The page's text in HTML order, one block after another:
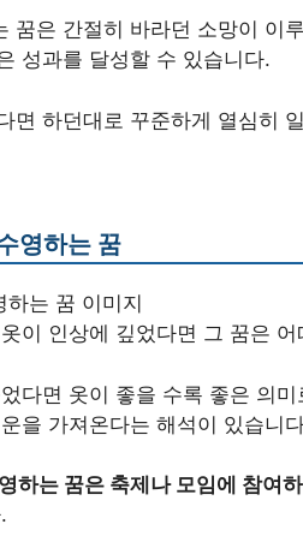
꿈은 간절히 바라던 소망이 이
성과를 달성할 수 있습니다.
면 하던대로 꾸준하게 열심히
영하는 꿈
이 인상에 깊었다면 그 꿈은
다면 옷이 좋을 수록 좋은 의
을 가져온다는 해석이 있습니
하는 꿈은 축제나 모임에 참여